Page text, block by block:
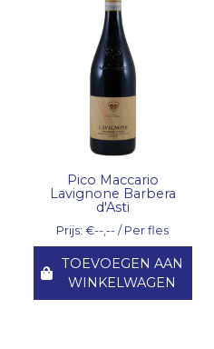
Pico Maccario
Lavignone Barbera
d'Asti
Prijs: €--,-- / Per fles
TOEVOEGEN AAN
WINKELWAGEN